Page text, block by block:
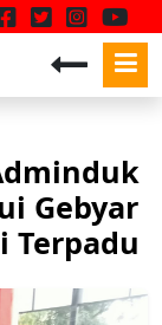
Gebyar
Terpadu